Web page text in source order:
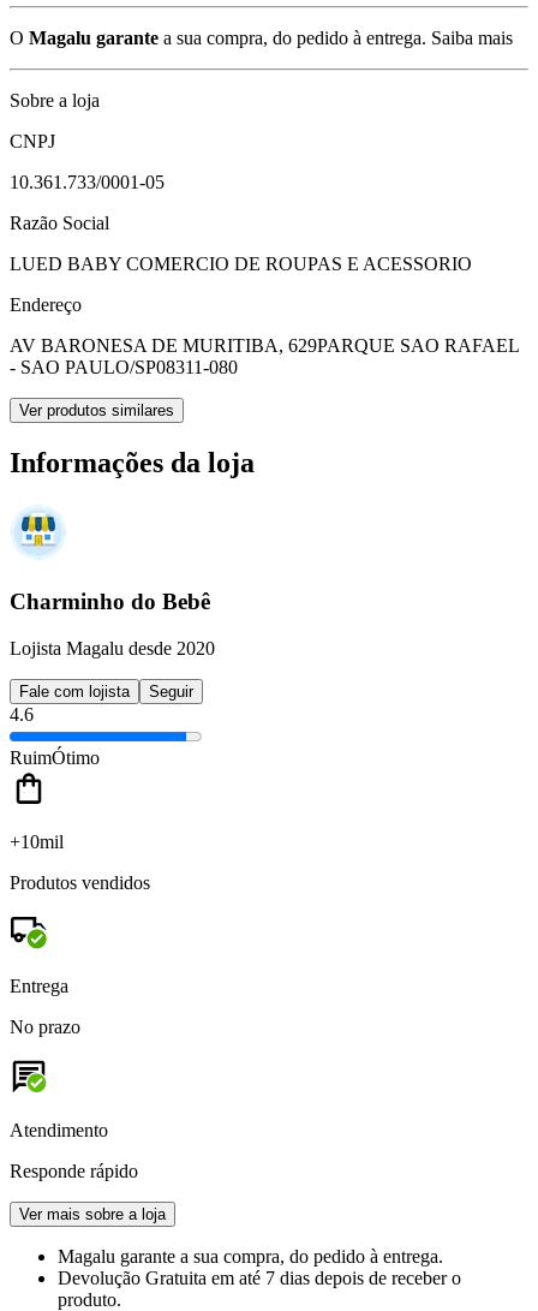
O Magalu garante a sua compra, do pedido à entrega. Saiba mais
Sobre a loja
CNPJ
10.361.733/0001-05
Razão Social
LUED BABY COMERCIO DE ROUPAS E ACESSORIO
Endereço
AV BARONESA DE MURITIBA, 629PARQUE SAO RAFAEL
- SAO PAULO/SP08311-080
Ver produtos similares
Informações da loja
Charminho do Bebê
Lojista Magalu desde 2020
Fale com lojista Seguir
4.6
RuimÓtimo
+10mil
Produtos vendidos
Entrega
No prazo
Atendimento
Responde rápido
Ver mais sobre a loja
Magalu garante a sua compra, do pedido à entrega.
Devolução Gratuita em até 7 dias depois de receber o
produto.